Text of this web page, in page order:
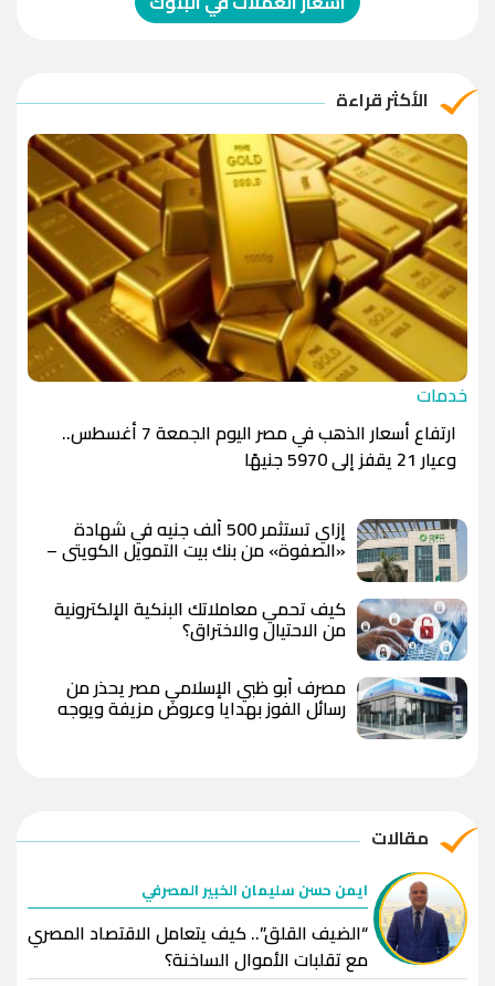
الريال القطري
الدينار الأردني
-1.0000
-1.0000
الأكثر قراءة
خدمات
ارتفاع أسعار الذهب في مصر اليوم الجمعة 7 أغسطس..
وعيار 21 يقفز إلى 5970 جنيهًا
إزاي تستثمر 500 ألف جنيه في شهادة
«الصفوة» من بنك بيت التمويل الكويتي –
مصر بعد رفع العائد؟
كيف تحمي معاملاتك البنكية الإلكترونية
من الاحتيال والاختراق؟
مصرف أبو ظبي الإسلامي مصر يحذر من
رسائل الفوز بهدايا وعروض مزيفة ويوجه
بعدم مشاركة البيانات المصرفية
مقالات
ايمن حسن سليمان الخبير المصرفي
“الضيف القلق”.. كيف يتعامل الاقتصاد المصري
مع تقلبات الأموال الساخنة؟